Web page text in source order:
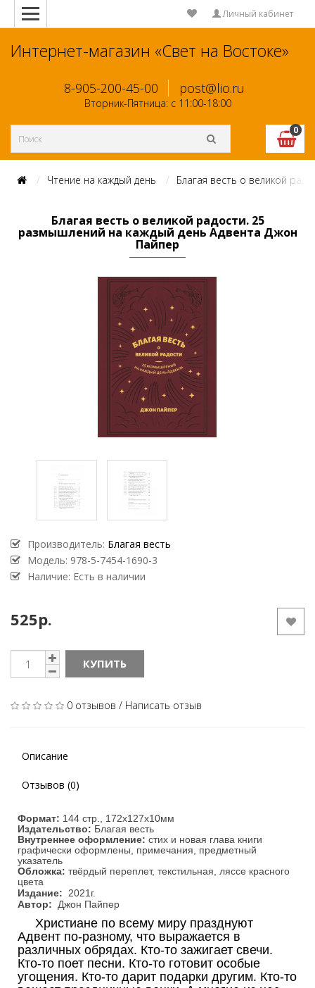
Личный кабинет
Интернет-магазин «Свет на Востоке»
8-905-200-45-00 post@lio.ru
Вторник-Пятница: с 11:00-18:00
0
Чтение на каждый день Благая весть о великой
Благая весть о великой радости. 25
размышлений на каждый день Адвента Джон
Пайпер
Производитель: Благая весть
Модель: 978-5-7454-1690-3
Наличие: Есть в наличии
525р.
КУПИТЬ
0 отзывов / Написать отзыв
Описание
Отзывов (0)
Формат: 144 стр., 172х127х10мм
Издательство: Благая весть
Внутреннее оформление: стих и новая глава книги
графически оформлены , примечания, предметный
указатель
Обложка: твёрдый переплет, текстильная, ляссе красного
цвета
Издание: 2021г.
Автор:
Джон Пайпер
Христиане по всему миру празднуют
Адвент по-разному, что выражается в
различных обрядах. Кто-то зажигает свечи.
Кто-то поет песни. Кто-то готовит особые
угощения. Кто-то дарит подарки другим. Кто-то